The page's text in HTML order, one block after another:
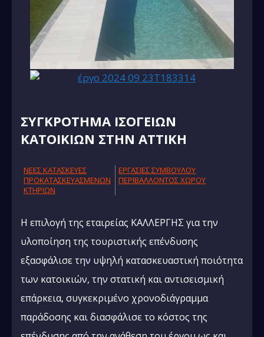
ΣΥΓΚΡΟΤΗΜΑ ΙΣΟΓΕΙΩΝ
ΚΑΤΟΙΚΙΩΝ ΣΤΗΝ ΑΤΤΙΚΗ
NΕΕΣ ΚΑΤΑΣΚΕΥΕΣ
ΠΡΟΚΑΤΑΣΚΕΥΑΣΜΕΝΩΝ
ΚΤΗΡΙΩΝ
ΕΡΓΑΣΙΕΣ ΣΥΜΒΟΥΛΟΥ
ΠΕΡΙΒΑΛΛΟΝΤΟΣ ΧΩΡΟΥ
H επιλογή της εταιρείας ΚΑΛΛΕΡΓΗΣ για την
υλοποίηση της τουριστικής επένδυσης
εξασφάλισε την υψηλή κατασκευαστική ποιότητα
των κατοικιών, την στατική και αντισεισμική
επάρκεια, συγκεκριμένο χρονοδιάγραμμα
παράδοσης και διασφάλισε το κόστος της